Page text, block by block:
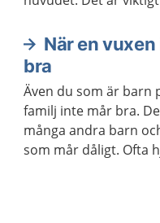
också stöd och hjälp
kommunen.
När en
bra
Även du som är barn
familj inte mår bra.
många andra barn
som mår dåligt. Ofta